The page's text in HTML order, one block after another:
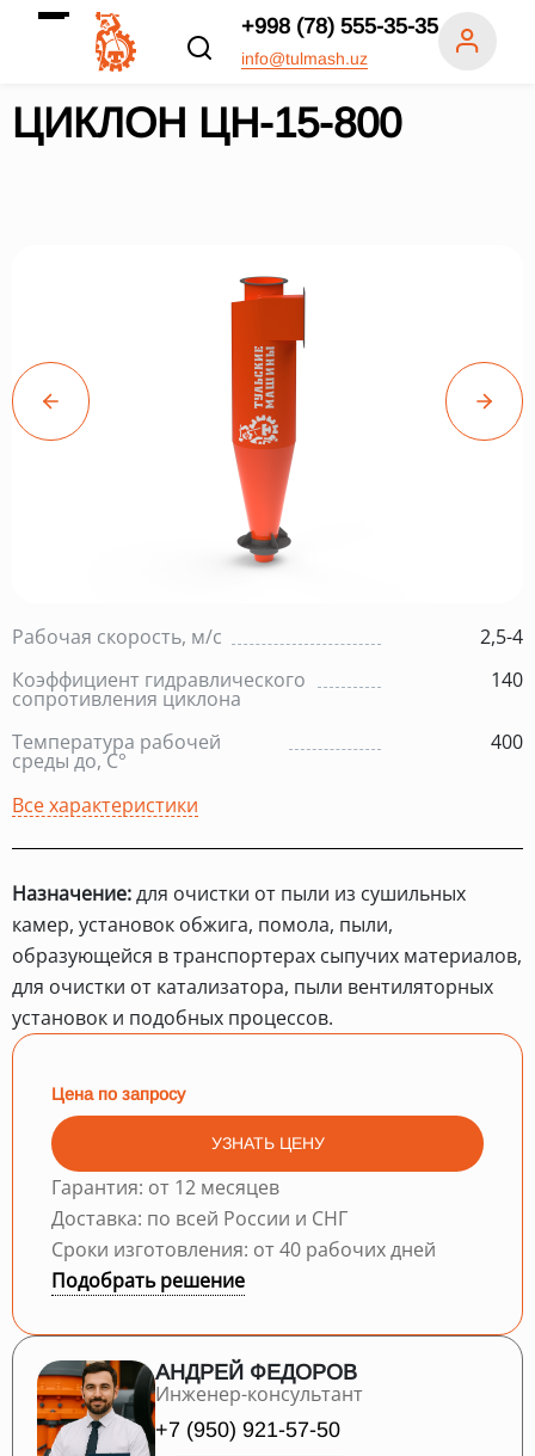
+998 (78) 555-35-35
info@tulmash.uz
ЦИКЛОН ЦН-15-800
Рабочая скорость, м/с
2,5-4
Коэффициент гидравлического
сопротивления циклона
140
Температура рабочей
среды до, С°
400
Все характеристики
Назначение:для очистки от пыли из сушильных
камер, установок обжига, помола, пыли,
образующейся в транспортерах сыпучих материалов,
для очистки от катализатора, пыли вентиляторных
установок и подобных процессов.
Цена по запросу
УЗНАТЬ ЦЕНУ
Гарантия: от 12 месяцев
Доставка: по всей России и СНГ
Сроки изготовления: от 40 рабочих дней
Подобрать решение
АНДРЕЙ ФЕДОРОВ
Инженер-консультант
+7 (950) 921-57-50